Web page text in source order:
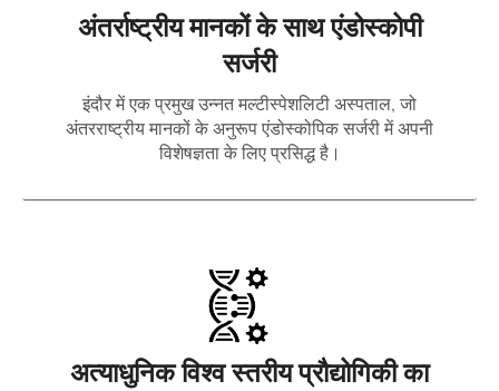
अंतर्राष्ट्रीय मानकों के साथ एंडोस्कोपी
सर्जरी
इंदौर में एक प्रमुख उन्नत मल्टीस्पेशलिटी अस्पताल, जो
अंतरराष्ट्रीय मानकों के अनुरूप एंडोस्कोपिक सर्जरी में अपनी
विशेषज्ञता के लिए प्रसिद्ध है।
अत्याधुनिक विश्व स्तरीय प्रौद्योगिकी का